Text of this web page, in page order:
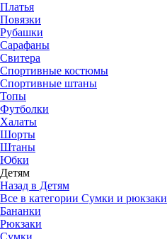
Платья
Повязки
Рубашки
Сарафаны
Свитера
Спортивные костюмы
Спортивные штаны
Топы
Футболки
Халаты
Шорты
Штаны
Юбки
Детям
Назад в Детям
Все в категории Сумки и рюкзаки
Бананки
Рюкзаки
Сумки